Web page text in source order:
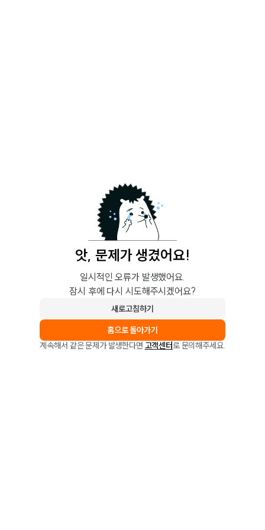
앗, 문제가 생겼어요!
일시적인 오류가 발생했어요.
잠시 후에 다시 시도해주시겠어요?
새로고침하기
홈으로 돌아가기
계속해서 같은 문제가 발생한다면 고객센터로 문의해주세요.